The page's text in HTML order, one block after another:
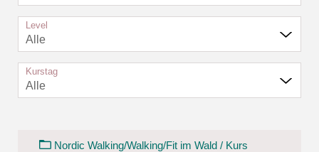
Level
Alle
Kurstag
Alle
Nordic Walking/Walking/Fit im Wald / Kurs